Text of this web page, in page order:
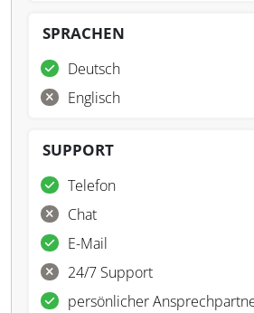
SPRACHEN
Deutsch
Englisch
SUPPORT
Telefon
Chat
E-Mail
24/7 Support
persönlicher